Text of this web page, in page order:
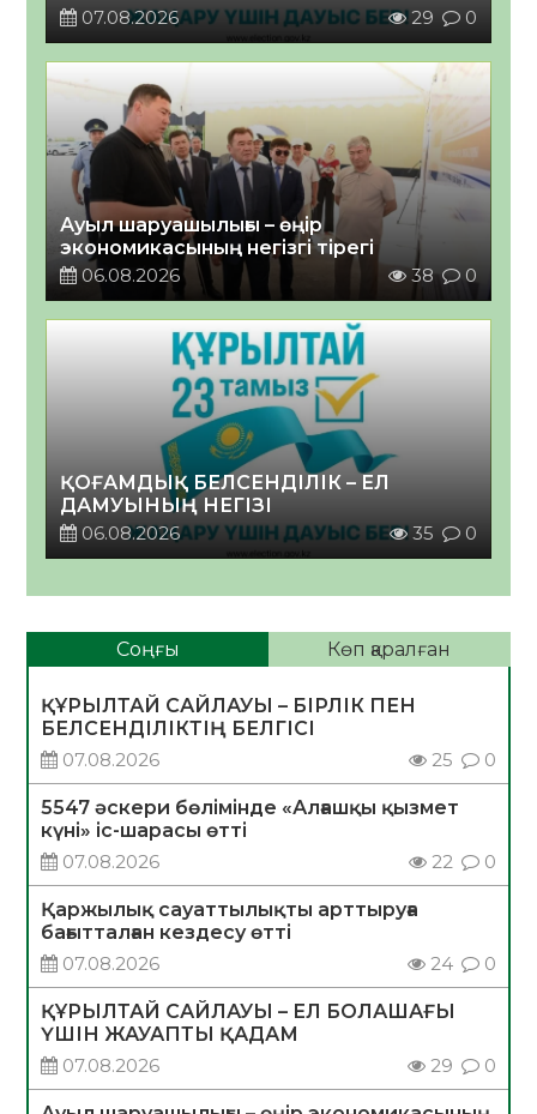
07.08.2026
29 0
Ауыл шаруашылығы – өңір
экономикасының негізгі тірегі
06.08.2026
38 0
ҚОҒАМДЫҚ БЕЛСЕНДІЛІК – ЕЛ
ДАМУЫНЫҢ НЕГІЗІ
06.08.2026
35 0
Соңғы Көп қаралған
ҚҰРЫЛТАЙ САЙЛАУЫ – БІРЛІК ПЕН
БЕЛСЕНДІЛІКТІҢ БЕЛГІСІ
07.08.2026
25 0
5547 әскери бөлімінде «Алғашқы қызмет
күні» іс-шарасы өтті
07.08.2026
22 0
Қаржылық сауаттылықты арттыруға
бағытталған кездесу өтті
07.08.2026
24 0
ҚҰРЫЛТАЙ САЙЛАУЫ – ЕЛ БОЛАШАҒЫ
ҮШІН ЖАУАПТЫ ҚАДАМ
07.08.2026
29 0